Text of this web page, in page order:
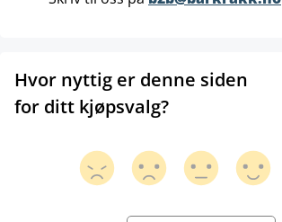
Hvor nyttig er denne siden
for ditt kjøpsvalg?